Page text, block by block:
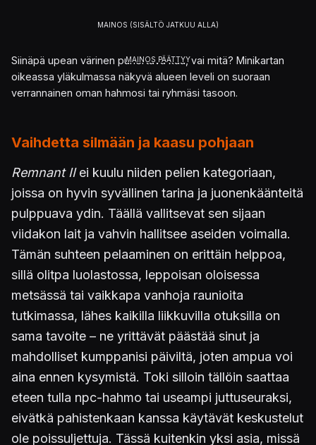
Siinäpä upean värinen punertava kuu, vai mitä? Minikartan
oikeassa yläkulmassa näkyvä alueen leveli on suoraan
verrannainen oman hahmosi tai ryhmäsi tasoon.
Vaihdetta silmään ja kaasu pohjaan
Remnant IIei kuulu niiden pelien kategoriaan,
joissa on hyvin syvällinen tarina ja juonenkäänteitä
pulppuava ydin. Täällä vallitsevat sen sijaan
viidakon lait ja vahvin hallitsee aseiden voimalla.
Tämän suhteen pelaaminen on erittäin helppoa,
sillä olitpa luolastossa, leppoisan oloisessa
metsässä tai vaikkapa vanhoja raunioita
tutkimassa, lähes kaikilla liikkuvilla otuksilla on
sama tavoite – ne yrittävät päästää sinut ja
mahdolliset kumppanisi päiviltä, joten ampua voi
aina ennen kysymistä. Toki silloin tällöin saattaa
eteen tulla npc-hahmo tai useampi juttuseuraksi,
eivätkä pahistenkaan kanssa käytävät keskustelut
ole poissuljettuja. Tässä kuitenkin yksi asia, missä